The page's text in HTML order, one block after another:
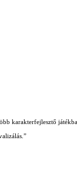
karakterfejlesztő